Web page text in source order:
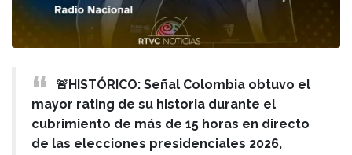
🚨HISTÓRICO: Señal Colombia obtuvo el
mayor rating de su historia durante el
cubrimiento de más de 15 horas en directo
de las elecciones presidenciales 2026,